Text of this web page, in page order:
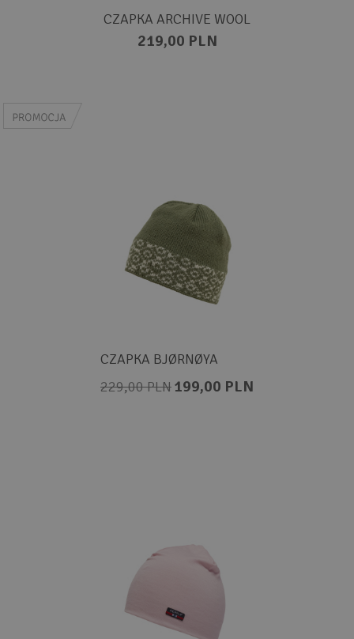
CZAPKA ARCHIVE WOOL
219,00 PLN
CZAPKA BJØRNØYA
229,00 PLN199,00 PLN